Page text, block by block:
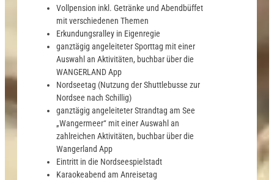
Vollpension inkl. Getränke und Abendbüffet
mit verschiedenen Themen
Erkundungsralley in Eigenregie
ganztägig angeleiteter Sporttag mit einer
Auswahl an Aktivitäten, buchbar über die
WANGERLAND App
Nordseetag (Nutzung der Shuttlebusse zur
Nordsee nach Schillig)
ganztägig angeleiteter Strandtag am See
„Wangermeer“ mit einer Auswahl an
zahlreichen Aktivitäten, buchbar über die
Wangerland App
Eintritt in die Nordseespielstadt
Karaokeabend am Anreisetag